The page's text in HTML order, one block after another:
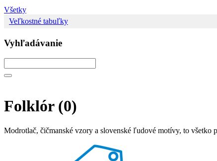
Všetky
Veľkostné tabuľky
Vyhľadávanie
Folklór (0)
Modrotlač, čičmanské vzory a slovenské ľudové motívy, to